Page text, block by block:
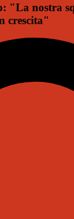
"La nostra
crescita"